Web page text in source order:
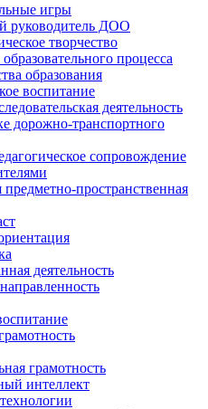
игры
руководитель ДОО
творчество
процесса
образования
воспитание
деятельность
дорожно-транспортного
сопровождение
пространственная
деятельность
грамотность
интеллект